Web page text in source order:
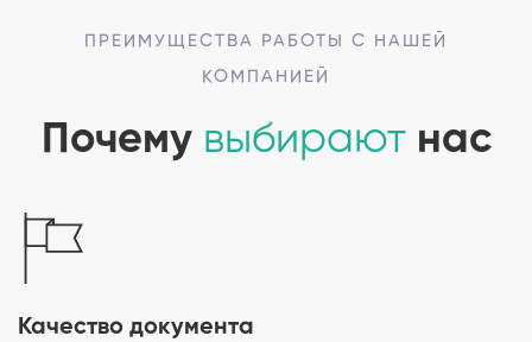
ПРЕИМУЩЕСТВА РАБОТЫ С НАШЕЙ
КОМПАНИЕЙ
Почему выбираютнас
Качество документа